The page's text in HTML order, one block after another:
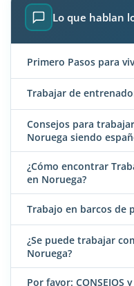
Lo que hablan
Primero Pasos para
Trabajar de
Consejos para
Noruega siendo
¿Cómo encontrar
en Noruega?
Trabajo en barcos de
¿Se puede trabajar
Noruega?
Por favor: CONSEJOS